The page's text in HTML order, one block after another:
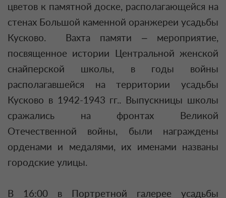
цветов к памятной доске, располагающейся на
стенах Большой каменной оранжереи усадьбы
Кусково. Вахта памяти – мероприятие,
посвященное истории Центральной женской
снайперской школы, в годы войны
располагавшейся на территории усадьбы
Кусково в 1942-1943 гг.. Выпускницы школы
сражались на фронтах Великой
Отечественной войны, были награждены
орденами и медалями, их именами названы
городские улицы.
В 16:00 в Портретной галерее усадьбы